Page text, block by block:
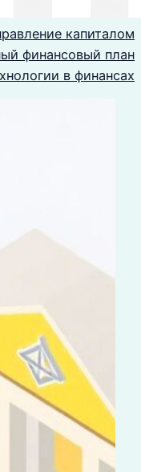
капиталом
финансовый план
в финансах